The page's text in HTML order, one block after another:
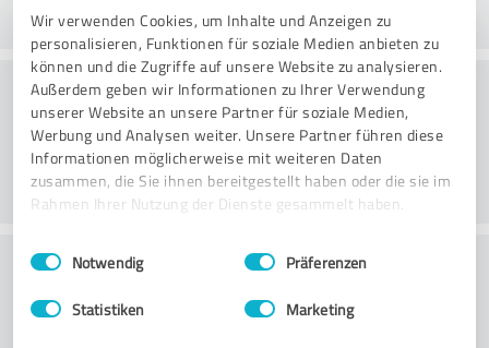
Wir verwenden Cookies, um Inhalte und Anzeigen zu
personalisieren, Funktionen für soziale Medien anbieten zu
können und die Zugriffe auf unsere Website zu analysieren.
Außerdem geben wir Informationen zu Ihrer Verwendung
unserer Website an unsere Partner für soziale Medien,
Werbung und Analysen weiter. Unsere Partner führen diese
Informationen möglicherweise mit weiteren Daten
zusammen, die Sie ihnen bereitgestellt haben oder die sie im
Rahmen Ihrer Nutzung der Dienste gesammelt haben.
Impressum Datenschutzbestimmungen
Einwilligungsauswahl
Notwendig Präferenzen
Statistiken Marketing
Consulting
Klantenservice